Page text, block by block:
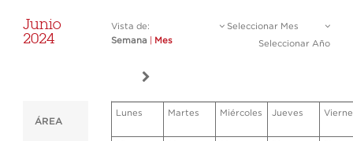
Junio
2024
Vista de:
Semana
Mes
Seleccionar Mes
Seleccionar Año
ÁREA
Lunes Martes Miércoles Jueves